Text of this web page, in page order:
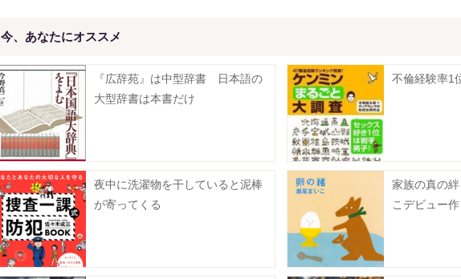
今、あなたにオススメ
『広辞苑』は中型辞書 日本語の
大型辞書は本書だけ
不倫経験率1
夜中に洗濯物を干していると泥棒
が寄ってくる
家族の真の
こデビュー作